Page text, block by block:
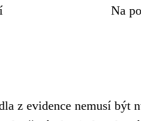
Na
z evidence nemusí být